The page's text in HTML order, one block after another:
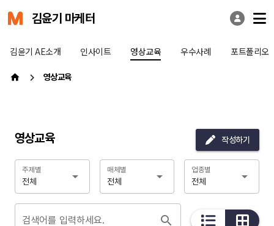
김윤기 마케터
김윤기 AE소개 인사이트 영상교육 우수사례 포트폴리오
영상교육
영상교육 작성하기
전체
주제별
전체
매체별
전체
업종별
검색어를 입력하세요.